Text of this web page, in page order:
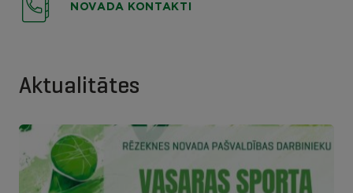
NOVADA KONTAKTI
Aktualitātes